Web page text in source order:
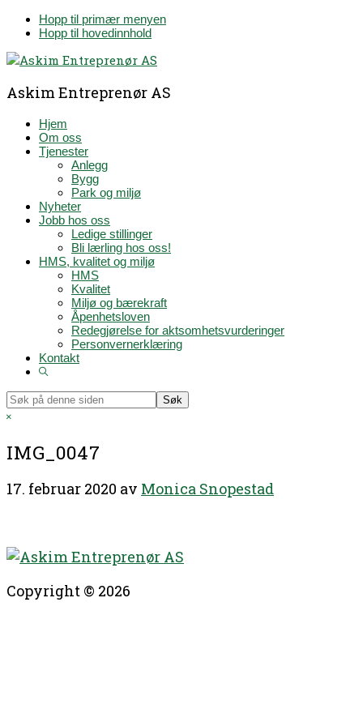
Hopp til primær menyen
Hopp til hovedinnhold
Askim Entreprenør AS
Hjem
Om oss
Tjenester
Anlegg
Bygg
Park og miljø
Nyheter
Jobb hos oss
Ledige stillinger
Bli lærling hos oss!
HMS, kvalitet og miljø
HMS
Kvalitet
Miljø og bærekraft
Åpenhetsloven
Redegjørelse for aktsomhetsvurderinger
Personvernerklæring
Kontakt
Show
Søk
på
siden
Hide
IMG_0047
17. februar 2020 av Monica Snopestad
Copyright © 2026